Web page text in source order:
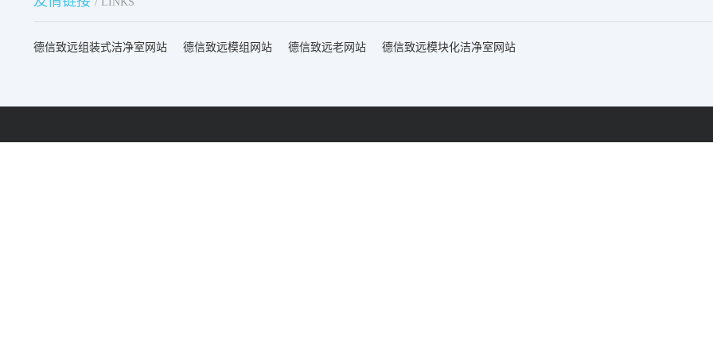
德信致远组装式洁净室网站 德信致远模组网站 德信致远老网站 德信致远模块化洁净室网站